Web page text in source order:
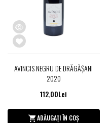
AVINCIS NEGRU DE DRĂGĂŞANI
2020
112,00Lei
ADĂUGAȚI ÎN COȘ